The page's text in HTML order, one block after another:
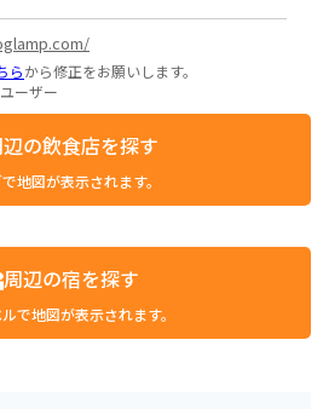
らから修正をお願いします。
ーザー
の飲食店を探す
地図が表示されます。
周辺の宿を探す
で地図が表示されます。